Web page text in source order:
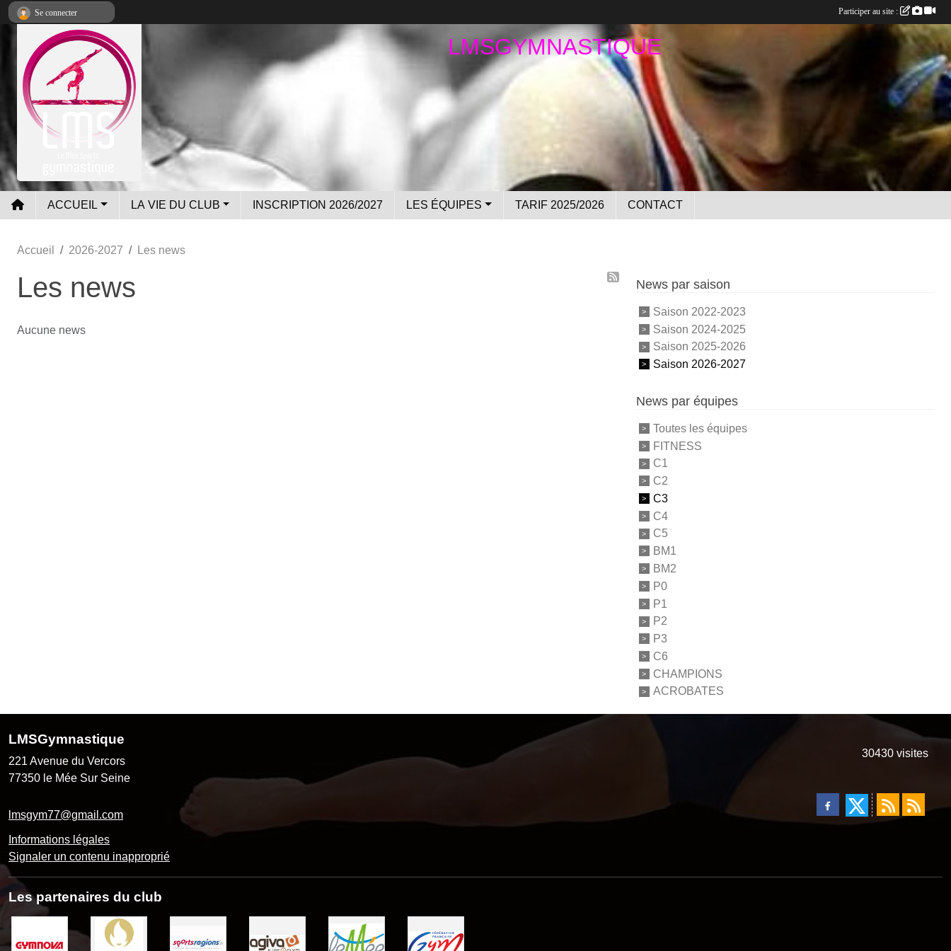
LMSGYMNASTIQUE
ACCUEIL LA VIE DU CLUB INSCRIPTION 2026/2027 LES ÉQUIPES TARIF 2025/2026 CONTACT
Accueil 2026-2027 Les news
Les news
Aucune news
News par saison
Saison 2022-2023
Saison 2024-2025
Saison 2025-2026
Saison 2026-2027
News par équipes
Toutes les équipes
FITNESS
C1
C2
C3
C4
C5
BM1
BM2
P0
P1
P2
P3
C6
CHAMPIONS
ACROBATES
LMSGymnastique
221 Avenue du Vercors
77350 le Mée Sur Seine
lmsgym77@gmail.com
Informations légales
Signaler un contenu inapproprié
30430 visites
Les partenaires du club
Se connecter Participer au site :
Panneau de gestion des cookies